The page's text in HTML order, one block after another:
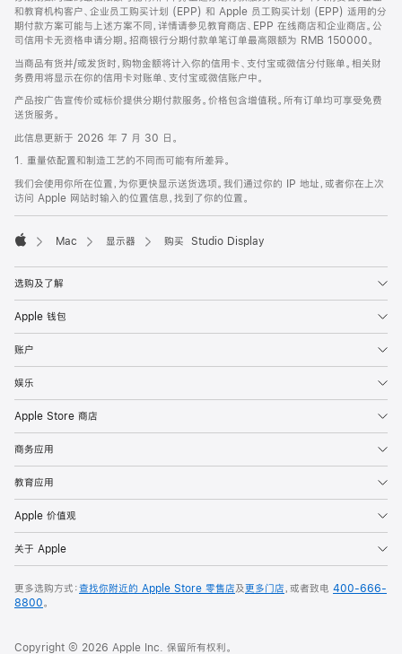
和教育机构客户、企业员工购买计划 (EPP) 和 Apple 员工购买计划 (EPP) 适用的分
期付款方案可能与上述方案不同，详情请参见教育商店、EPP 在线商店和企业商店。公
司信用卡无资格申请分期。招商银行分期付款单笔订单最高限额为 RMB 150000。
当商品有货并/或发货时，购物金额将计入你的信用卡、支付宝或微信分付账单。相关财
务费用将显示在你的信用卡对账单、支付宝或微信账户中。
产品按广告宣传价或标价提供分期付款服务。价格包含增值税。所有订单均可享受免费
送货服务。
此信息更新于 2026 年 7 月 30 日。
1. 重量依配置和制造工艺的不同而可能有所差异。
我们会使用你所在位置，为你更快显示送货选项。我们通过你的 IP 地址，或者你在上次
访问 Apple 网站时输入的位置信息，找到了你的位置。
Mac 显示器 购买 Studio Display
选购及了解
Apple 钱包
账户
娱乐
Apple Store 商店
商务应用
教育应用
Apple 价值观
关于 Apple
更多选购方式：查找你附近的 Apple Store 零售店及更多门店，或者致电 400-666-
8800。
Copyright © 2026 Apple Inc. 保留所有权利。